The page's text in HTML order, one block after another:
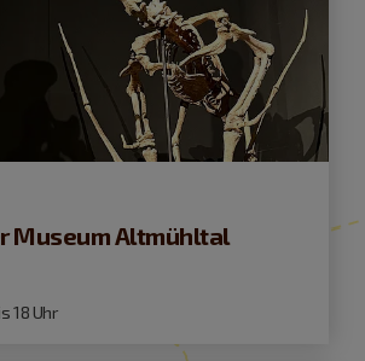
Museum Altmühltal
18 Uhr